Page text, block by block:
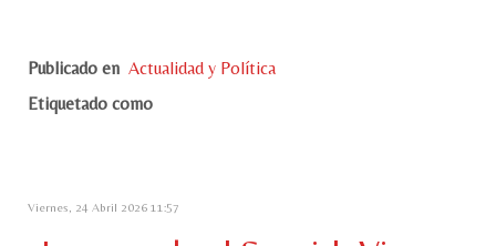
Publicado en Actualidad y Política
Etiquetado como
Viernes, 24 Abril 2026 11:57